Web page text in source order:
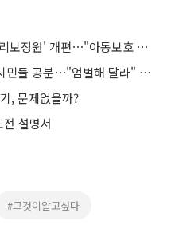
아동권리보장원 '국가아동권리보장원' 개편⋯"아동보호 국가 책임 강화"
여수 4개월 영아 살해 사건, 시민들 공분⋯"엄벌해 달라" 탄원 요구
, 문제없을까?
전 설명서
#그것이알고싶다